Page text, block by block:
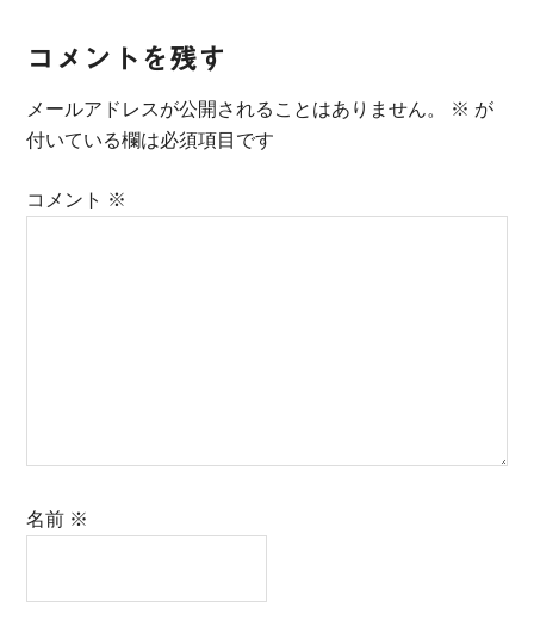
Reader
Interactions
コメントを残す
メールアドレスが公開されることはありません。 ※ が
付いている欄は必須項目です
コメント ※
名前 ※